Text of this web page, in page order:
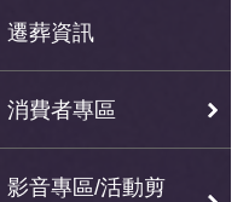
遷葬資訊
消費者專區
影音專區/活動剪